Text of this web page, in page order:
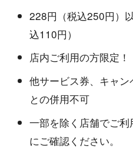
228円（税込250円）
込110円）
店内ご利用の方限定！
他サービス券、キャ
との併用不可
一部を除く店舗でご
にご確認ください。